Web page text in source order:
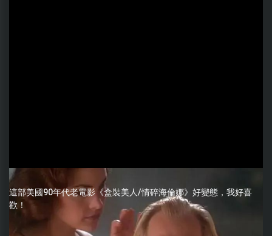
這部美國90年代老電影《盒裝美人/情碎海倫娜》好變態，我好喜
歡！